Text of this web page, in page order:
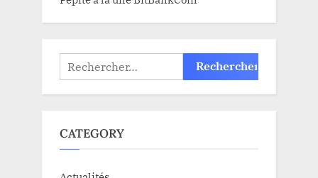
Rechercher :
CATEGORY